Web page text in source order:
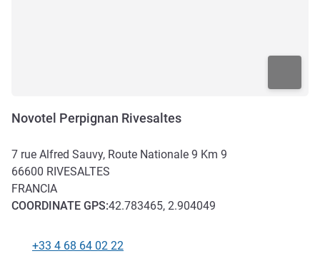
Novotel Perpignan Rivesaltes
7 rue Alfred Sauvy, Route Nationale 9 Km 9
66600 RIVESALTES
FRANCIA
COORDINATE GPS:42.783465, 2.904049
Telefono
+33 4 68 64 02 22